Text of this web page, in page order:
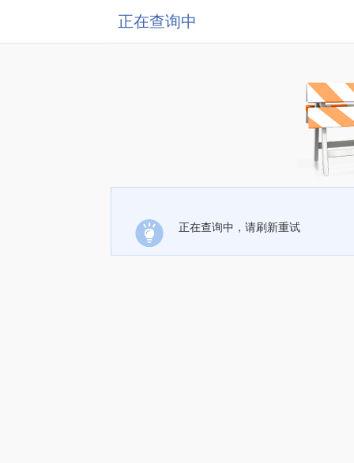
正在查询中
正在查询中，请刷新重试